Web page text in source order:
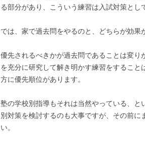
る部分があり、こういう練習は入試対策とし
では、家で過去問をやるのと、どちらが効果
優先されるべきかが過去問であることは変
を充分に研究して解き明かす練習をするこ
方に優先順位があります。
塾の学校別指導もそれは当然やっている、
別対策を検討するのも大事ですが、その前
い。